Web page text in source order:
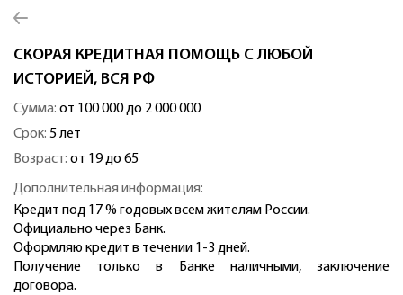
СКОРАЯ КРЕДИТНАЯ ПОМОЩЬ С ЛЮБОЙ
ИСТОРИЕЙ, ВСЯ РФ
Сумма: от 100 000 до 2 000 000
Срок: 5 лет
Возраст: от 19 до 65
Дополнительная информация:
Кредит под 17 % годовых всем жителям России.
Официально через Банк.
Оформляю кредит в течении 1-3 дней.
Получение только в Банке наличными, заключение
договора.